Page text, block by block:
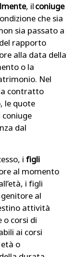
, ilconiuge
che sia
sia passato a
rapporto
alla data della
o la
Nel
contratto
le quote
dal
i figli
al momento
i figli
al
attività
o corsi di
ai corsi
o